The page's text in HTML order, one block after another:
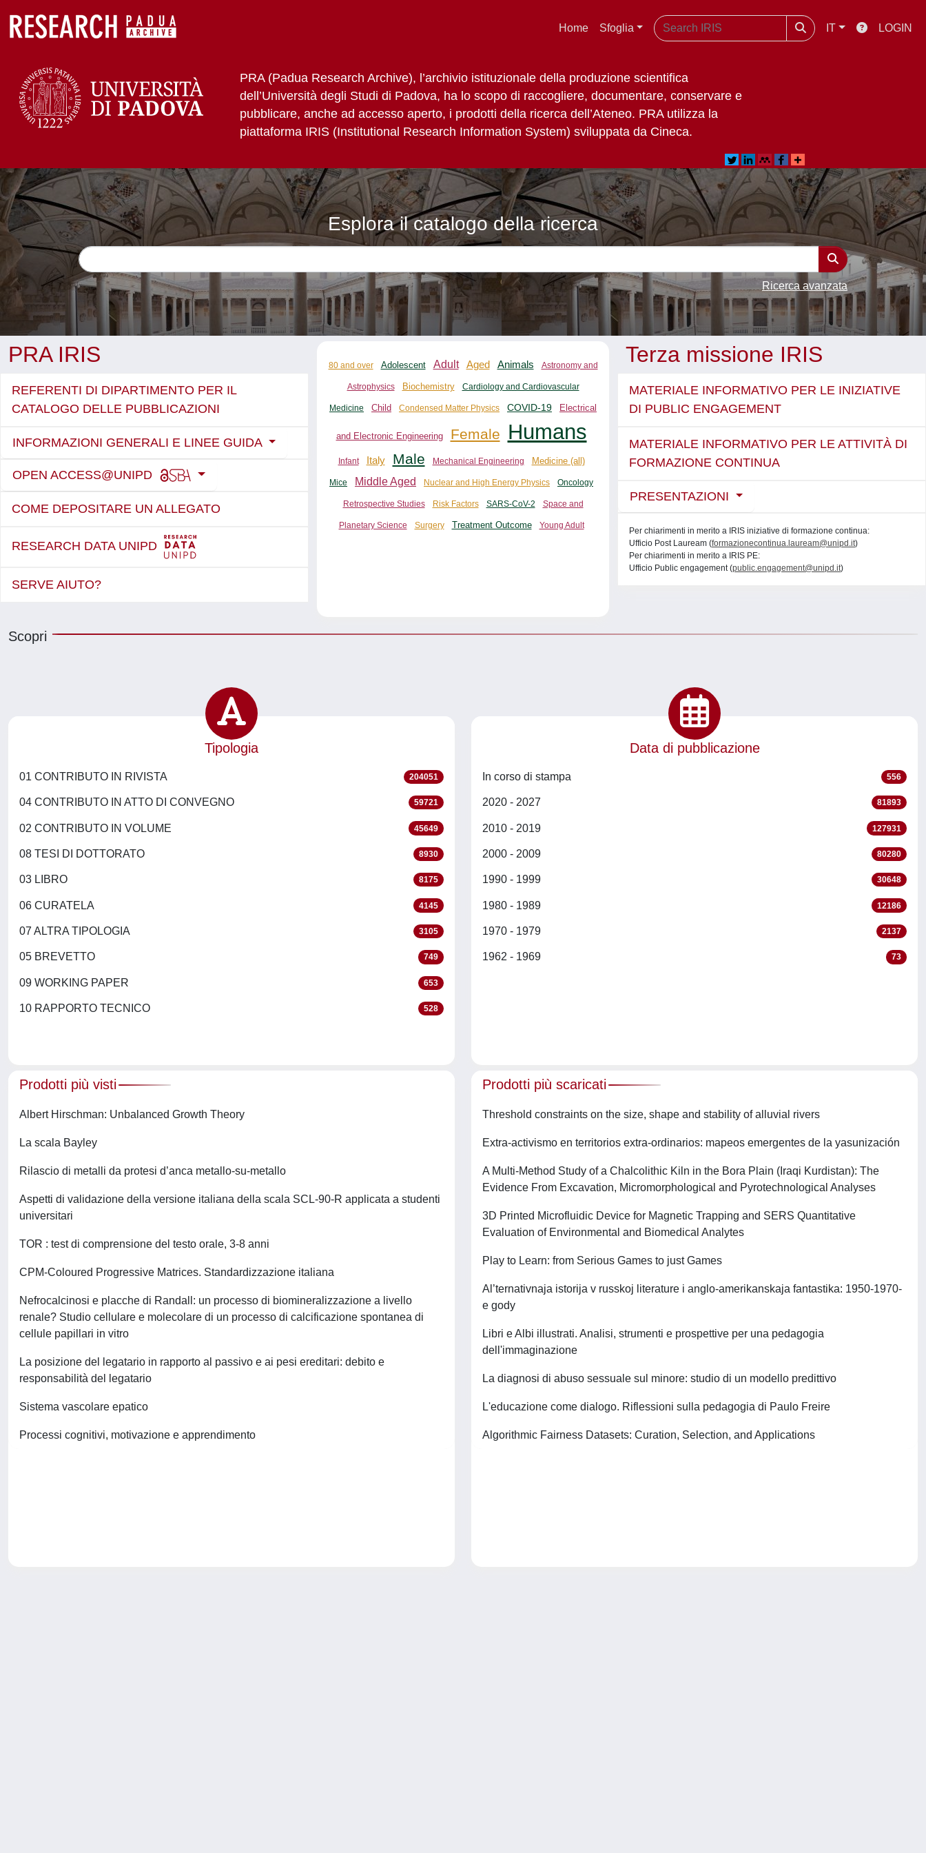
Home Sfoglia IT LOGIN
PRA (Padua Research Archive), l’archivio istituzionale della produzione scientifica
dell’Università degli Studi di Padova, ha lo scopo di raccogliere, documentare, conservare e
pubblicare, anche ad accesso aperto, i prodotti della ricerca dell’Ateneo. PRA utilizza la
piattaforma IRIS (Institutional Research Information System) sviluppata da Cineca.
Esplora il catalogo della ricerca
Ricerca avanzata
PRA IRIS
REFERENTI DI DIPARTIMENTO PER IL
CATALOGO DELLE PUBBLICAZIONI
INFORMAZIONI GENERALI E LINEE GUIDA
OPEN ACCESS@UNIPD
COME DEPOSITARE UN ALLEGATO
RESEARCH DATA UNIPD
SERVE AIUTO?
80 and over Adolescent Adult Aged Animals Astronomy and
Astrophysics Biochemistry Cardiology and Cardiovascular
Medicine Child Condensed Matter Physics COVID-19 Electrical
and Electronic Engineering Female Humans
Infant Italy Male Mechanical Engineering Medicine (all)
Mice Middle Aged Nuclear and High Energy Physics Oncology
Retrospective Studies Risk Factors SARS-CoV-2 Space and
Planetary Science Surgery Treatment Outcome Young Adult
Terza missione IRIS
MATERIALE INFORMATIVO PER LE INIZIATIVE
DI PUBLIC ENGAGEMENT
MATERIALE INFORMATIVO PER LE ATTIVITÀ DI
FORMAZIONE CONTINUA
PRESENTAZIONI
Per chiarimenti in merito a IRIS iniziative di formazione continua:
Ufficio Post Lauream (formazionecontinua.lauream@unipd.it)
Per chiarimenti in merito a IRIS PE:
Ufficio Public engagement (public.engagement@unipd.it)
Scopri
Tipologia
01 CONTRIBUTO IN RIVISTA 204051
04 CONTRIBUTO IN ATTO DI CONVEGNO 59721
02 CONTRIBUTO IN VOLUME 45649
08 TESI DI DOTTORATO 8930
03 LIBRO 8175
06 CURATELA 4145
07 ALTRA TIPOLOGIA 3105
05 BREVETTO 749
09 WORKING PAPER 653
10 RAPPORTO TECNICO 528
Data di pubblicazione
In corso di stampa 556
2020 - 2027 81893
2010 - 2019 127931
2000 - 2009 80280
1990 - 1999 30648
1980 - 1989 12186
1970 - 1979 2137
1962 - 1969 73
Prodotti più visti
Albert Hirschman: Unbalanced Growth Theory
La scala Bayley
Rilascio di metalli da protesi d’anca metallo-su-metallo
Aspetti di validazione della versione italiana della scala SCL-90-R applicata a studenti
universitari
TOR : test di comprensione del testo orale, 3-8 anni
CPM-Coloured Progressive Matrices. Standardizzazione italiana
Nefrocalcinosi e placche di Randall: un processo di biomineralizzazione a livello
renale? Studio cellulare e molecolare di un processo di calcificazione spontanea di
cellule papillari in vitro
La posizione del legatario in rapporto al passivo e ai pesi ereditari: debito e
responsabilità del legatario
Sistema vascolare epatico
Processi cognitivi, motivazione e apprendimento
Prodotti più scaricati
Threshold constraints on the size, shape and stability of alluvial rivers
Extra-activismo en territorios extra-ordinarios: mapeos emergentes de la yasunización
A Multi-Method Study of a Chalcolithic Kiln in the Bora Plain (Iraqi Kurdistan): The
Evidence From Excavation, Micromorphological and Pyrotechnological Analyses
3D Printed Microfluidic Device for Magnetic Trapping and SERS Quantitative
Evaluation of Environmental and Biomedical Analytes
Play to Learn: from Serious Games to just Games
Al’ternativnaja istorija v russkoj literature i anglo-amerikanskaja fantastika: 1950-1970-
e gody
Libri e Albi illustrati. Analisi, strumenti e prospettive per una pedagogia
dell'immaginazione
La diagnosi di abuso sessuale sul minore: studio di un modello predittivo
L'educazione come dialogo. Riflessioni sulla pedagogia di Paulo Freire
Algorithmic Fairness Datasets: Curation, Selection, and Applications